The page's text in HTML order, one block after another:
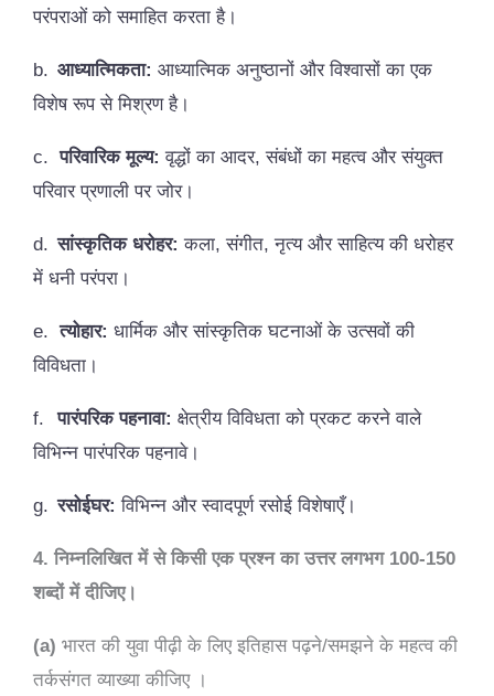
परंपराओं को समाहित करता है।
b. आध्यात्मिकता: आध्यात्मिक अनुष्ठानों और विश्वासों का एक
विशेष रूप से मिश्रण है।
c. परिवारिक मूल्य: वृद्धों का आदर, संबंधों का महत्व और संयुक्त
परिवार प्रणाली पर जोर।
d. सांस्कृतिक धरोहर: कला, संगीत, नृत्य और साहित्य की धरोहर
में धनी परंपरा।
e. त्योहार: धार्मिक और सांस्कृतिक घटनाओं के उत्सवों की
विविधता।
f. पारंपरिक पहनावा: क्षेत्रीय विविधता को प्रकट करने वाले
विभिन्न पारंपरिक पहनावे।
g. रसोईघर: विभिन्न और स्वादपूर्ण रसोई विशेषाएँ।
4. निम्नलिखित में से किसी एक प्रश्न का उत्तर लगभग 100-150
शब्दों में दीजिए।
(a) भारत की युवा पीढ़ी के लिए इतिहास पढ़ने/समझने के महत्व की
तर्कसंगत व्याख्या कीजिए ।